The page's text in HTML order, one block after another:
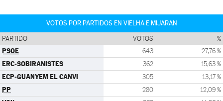
VOTOS POR PARTIDOS EN VIELHA E MIJARAN
PARTIDO VOTOS %
PSOE 643 27,76 %
ERC-SOBIRANISTES 362 15,63 %
ECP-GUANYEM EL CANVI 305 13,17 %
PP 280 12,09 %